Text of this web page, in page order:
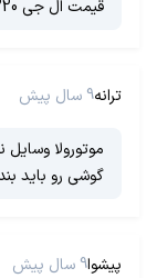
قیمت ال جی 220 دلار بیشتر نیست
ترانه9 سال پیش
موتورولا وسایل
گوشی رو باید
پیشوا9 سال پیش